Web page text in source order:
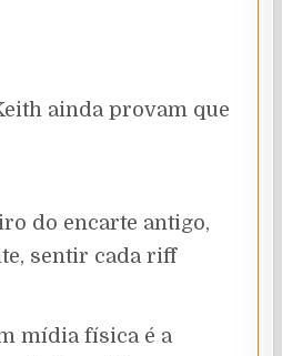
ainda provam que
do encarte antigo,
sentir cada riff
mídia física é a